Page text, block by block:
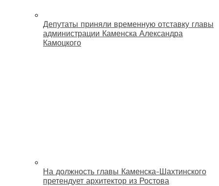
Депутаты приняли временную отставку главы
администрации Каменска Александра
Камоцкого
На должность главы Каменска-Шахтинского
претендует архитектор из Ростова